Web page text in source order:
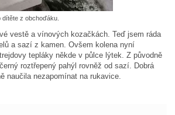
z obchoďáku.
vestě a vínových kozačkách. Teď jsem ráda
a sazí z kamen. Ovšem kolena nyní
tepláky někde v půlce lýtek. Z původně
roztřepený pahýl rovněž od sazí. Dobrá
naučila nezapomínat na rukavice.